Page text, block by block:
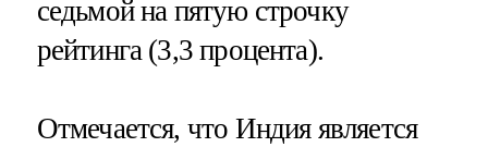
седьмой на пятую строчку
рейтинга (3,3 процента).
Отмечается, что Индия является